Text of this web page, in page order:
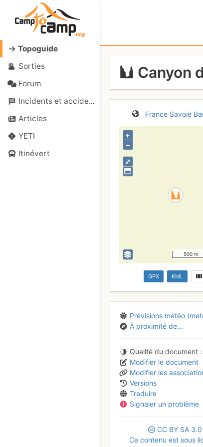
Topoguide
Sorties
Forum
Incidents et accidents
Articles
YETI
Itinévert
Canyon
France Savoie
⤢
+
–
500 m
GPX KML
Prévisions météo
À proximité de...
Qualité du document
Modifier le document
Modifier les
Versions
Traduire
Signaler un problème
CC BY SA 3.0
Ce contenu est sous